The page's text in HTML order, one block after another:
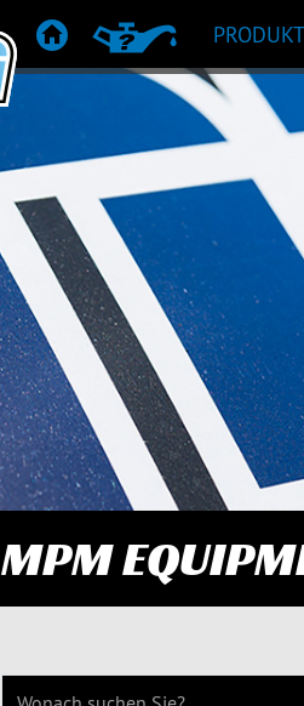
STARTSEITE
MPM